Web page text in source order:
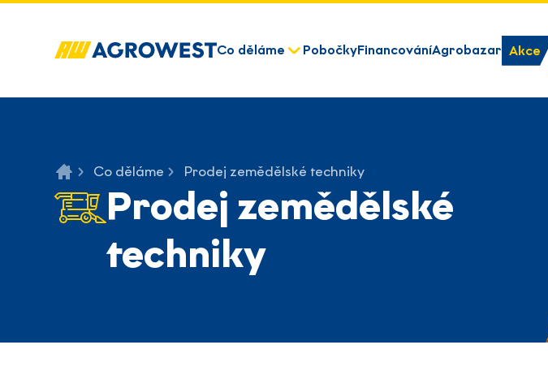
Co děláme PobočkyFinancováníAgrobazar Akce
Co děláme Prodej zemědělské techniky
Prodej zemědělské
techniky